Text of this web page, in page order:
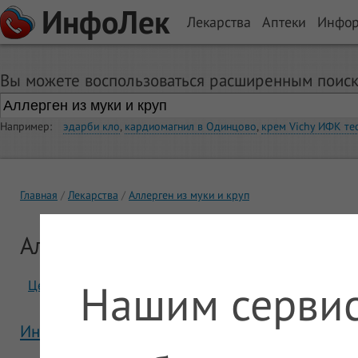
ИнфоЛек Лекарства Аптеки
Вы можете воспользоваться расширенным
Например: эдарби кло, кардиомагнил в Одинцово, крем Vichy ИФК
Главная Лекарства Аллерген из муки и круп
Аллерген из муки и круп
Цены Отзывы
Инструкция Аллерген из муки и круп
Нашим